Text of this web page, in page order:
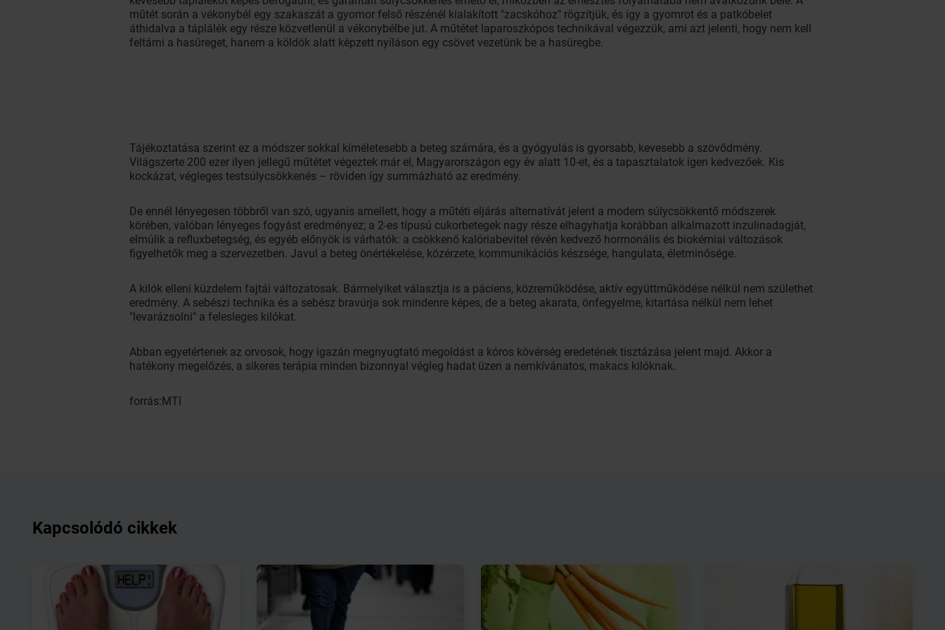
műtét során a vékonybél egy szakaszát a gyomor felső részénél kialakított "zacskóhoz" rögzítjük, és így a gyomrot és a patkóbelet
áthidalva a táplálék egy része közvetlenül a vékonybélbe jut. A műtétet laparoszkópos technikával végezzük, ami azt jelenti, hogy nem kell
feltárni a hasüreget, hanem a köldök alatt képzett nyíláson egy csövet vezetünk be a hasüregbe.
Tájékoztatása szerint ez a módszer sokkal kíméletesebb a beteg számára, és a gyógyulás is gyorsabb, kevesebb a szövődmény.
Világszerte 200 ezer ilyen jellegű műtétet végeztek már el, Magyarországon egy év alatt 10-et, és a tapasztalatok igen kedvezőek. Kis
kockázat, végleges testsúlycsökkenés – röviden így summázható az eredmény.
De ennél lényegesen többről van szó, ugyanis amellett, hogy a műtéti eljárás alternatívát jelent a modern súlycsökkentő módszerek
körében, valóban lényeges fogyást eredményez; a 2-es típusú cukorbetegek nagy része elhagyhatja korábban alkalmazott inzulinadagját,
elmúlik a refluxbetegség, és egyéb előnyök is várhatók: a csökkenő kalóriabevitel révén kedvező hormonális és biokémiai változások
figyelhetők meg a szervezetben. Javul a beteg önértékelése, közérzete, kommunikációs készsége, hangulata, életminősége.
A kilók elleni küzdelem fajtái változatosak. Bármelyiket választja is a páciens, közreműködése, aktív együttműködése nélkül nem születhet
eredmény. A sebészi technika és a sebész bravúrja sok mindenre képes, de a beteg akarata, önfegyelme, kitartása nélkül nem lehet
"levarázsolni" a felesleges kilókat.
Abban egyetértenek az orvosok, hogy igazán megnyugtató megoldást a kóros kövérség eredetének tisztázása jelent majd. Akkor a
hatékony megelőzés, a sikeres terápia minden bizonnyal végleg hadat üzen a nemkívánatos, makacs kilóknak.
forrás:MTI
Kapcsolódó cikkek